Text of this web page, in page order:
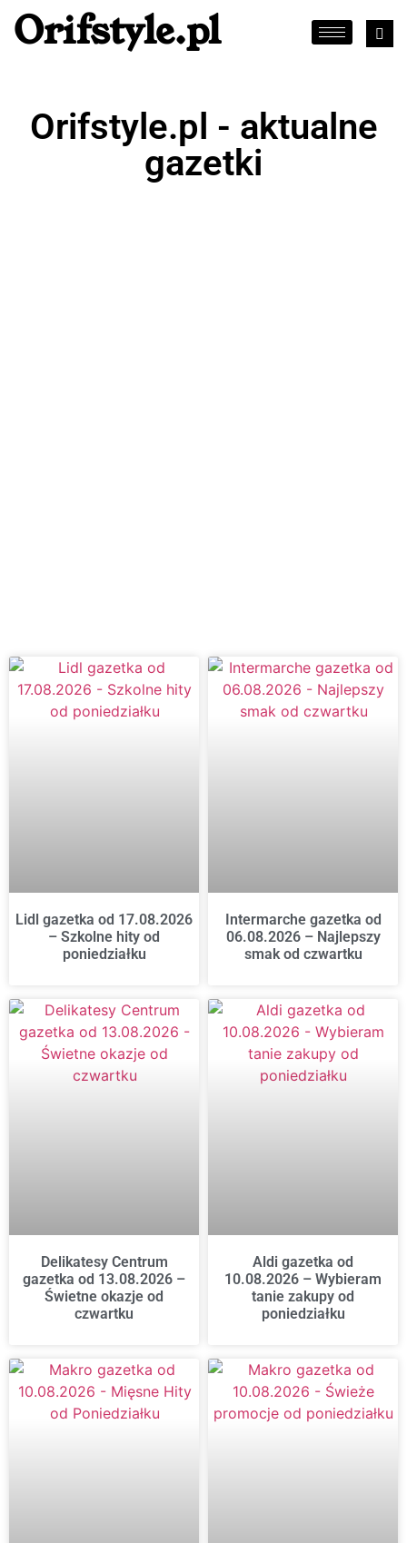
Orifstyle.pl
Orifstyle.pl - aktualne
gazetki
Lidl gazetka od 17.08.2026
– Szkolne hity od
poniedziałku
Intermarche gazetka od
06.08.2026 – Najlepszy
smak od czwartku
Delikatesy Centrum
gazetka od 13.08.2026 –
Świetne okazje od
czwartku
Aldi gazetka od
10.08.2026 – Wybieram
tanie zakupy od
poniedziałku